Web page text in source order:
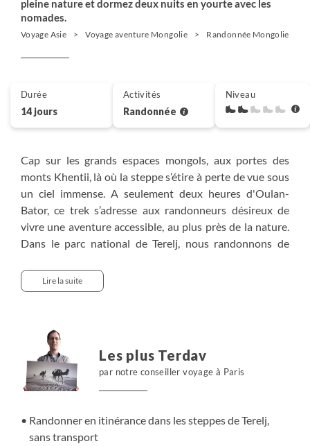
pleine nature et dormez deux nuits en yourte avec les
nomades.
Voyage Asie Voyage aventure Mongolie Randonnée Mongolie
Cap sur les grands espaces mongols, aux portes des
monts Khentii, là où la steppe s’étire à perte de vue sous
un ciel immense. A seulement deux heures d'Oulan-
Bator, ce trek s’adresse aux randonneurs désireux de
vivre une aventure accessible, au plus près de la nature.
Dans le parc national de Terelj, nous randonnons de
par les nuits sous tente. Chaque journée nous plonge
dans un territoire vivant, façonné par le vent, les
humaine lors des deux nuits en yourte chez une famille
nomade. Nous partageons le quotidien des bergers,
accueillis sous la yourte pour découvrir un mode de vie
en harmonie avec la nature. Une immersion simple et
intense dans la Mongolie des steppes.
Lire la suite
Les plus Terdav
par notre conseiller voyage à Paris
Randonner en itinérance dans les steppes de Terelj,
sans transport
Durée
14 jours
Activités
Randonnée
Niveau